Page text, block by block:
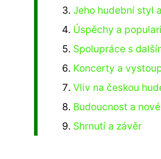
Jeho hudební styl
Úspěchy a
Spolupráce s
Koncerty a
Vliv na českou
Budoucnost a
Shrnutí a závěr